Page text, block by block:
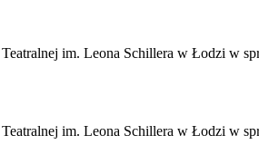
im. Leona Schillera w Łodzi w
im. Leona Schillera w Łodzi w